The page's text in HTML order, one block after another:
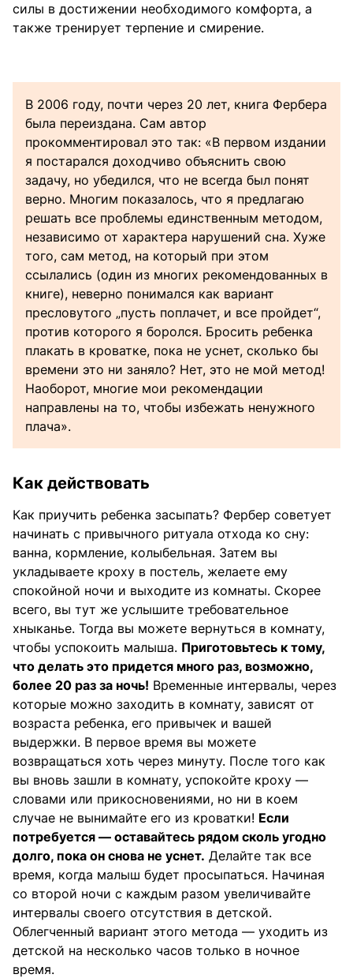
силы в достижении необходимого комфорта, а
также тренирует терпение и смирение.
В 2006 году, почти через 20 лет, книга Фербера
была переиздана. Сам автор
прокомментировал это так: «В первом издании
я постарался доходчиво объяснить свою
задачу, но убедился, что не всегда был понят
верно. Многим показалось, что я предлагаю
решать все проблемы единственным методом,
независимо от характера нарушений сна. Хуже
того, сам метод, на который при этом
ссылались (один из многих рекомендованных в
книге), неверно понимался как вариант
пресловутого „пусть поплачет, и все пройдет“,
против которого я боролся. Бросить ребенка
плакать в кроватке, пока не уснет, сколько бы
времени это ни заняло? Нет, это не мой метод!
Наоборот, многие мои рекомендации
направлены на то, чтобы избежать ненужного
плача».
Как действовать
Как приучить ребенка засыпать? Фербер советует
начинать с привычного ритуала отхода ко сну:
ванна, кормление, колыбельная. Затем вы
укладываете кроху в постель, желаете ему
спокойной ночи и выходите из комнаты. Скорее
всего, вы тут же услышите требовательное
хныканье. Тогда вы можете вернуться в комнату,
чтобы успокоить малыша. Приготовьтесь к тому,
что делать это придется много раз, возможно,
более 20 раз за ночь! Временные интервалы, через
которые можно заходить в комнату, зависят от
возраста ребенка, его привычек и вашей
выдержки. В первое время вы можете
возвращаться хоть через минуту. После того как
вы вновь зашли в комнату, успокойте кроху —
словами или прикосновениями, но ни в коем
случае не вынимайте его из кроватки! Если
потребуется — оставайтесь рядом сколь угодно
долго, пока он снова не уснет. Делайте так все
время, когда малыш будет просыпаться. Начиная
со второй ночи с каждым разом увеличивайте
интервалы своего отсутствия в детской.
Облегченный вариант этого метода — уходить из
детской на несколько часов только в ночное
время.